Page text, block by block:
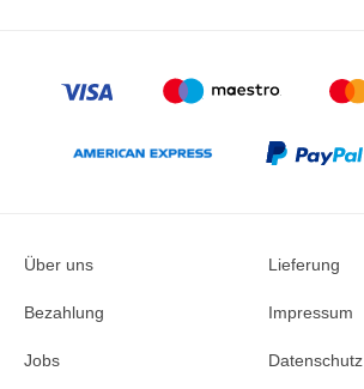
Über uns Lieferung
Bezahlung Impressum
Jobs Datenschutz